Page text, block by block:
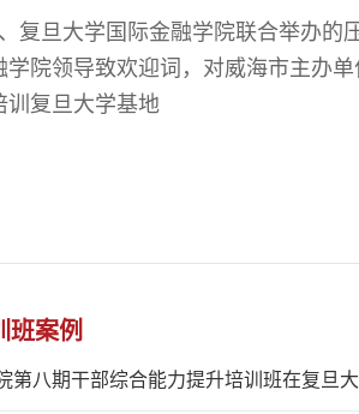
复旦大学国际金融学院联合举办的
院领导致欢迎词，对威海市主办
训复旦大学基地
班案例
第八期干部综合能力提升培训班在复旦